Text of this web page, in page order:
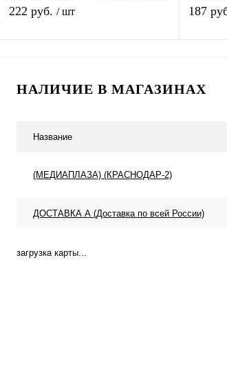
Type-C портом
222 руб. / шт 187
НАЛИЧИЕ В МАГАЗИНАХ
Название
(МЕДИАПЛАЗА) (КРАСНОДАР-2)
ДОСТАВКА А (Доставка по всей России)
загрузка карты...